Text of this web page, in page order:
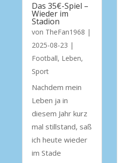
Das 35€-Spiel –
Wieder im
Stadion
von TheFan1968 |
2025-08-23 |
Football, Leben,
Sport
Nachdem mein
Leben ja in
diesem Jahr kurz
mal stillstand, saß
ich heute wieder
im Stade